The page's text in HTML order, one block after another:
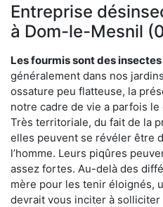
Entreprise
à Dom-le-Mesnil
Les fourmis sont des
généralement dans nos
ossature peu flatteuse, la
notre cadre de vie a parfois le
Très territoriale, du fait de la
elles peuvent se révéler être
l’homme. Leurs piqûres
assez fortes. Au-delà des
mère pour les tenir éloignés,
devrait vous inciter à solliciter